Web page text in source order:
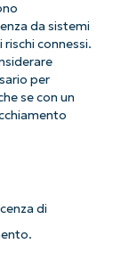
da sistemi
connessi.
per
se con un
di